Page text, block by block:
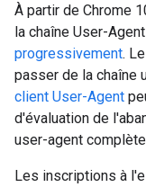
À partir de Chrome
la chaîne User-
progressivement.
passer de la chaîne
client User-Agent
d'évaluation de
user-agent
Les inscriptions à